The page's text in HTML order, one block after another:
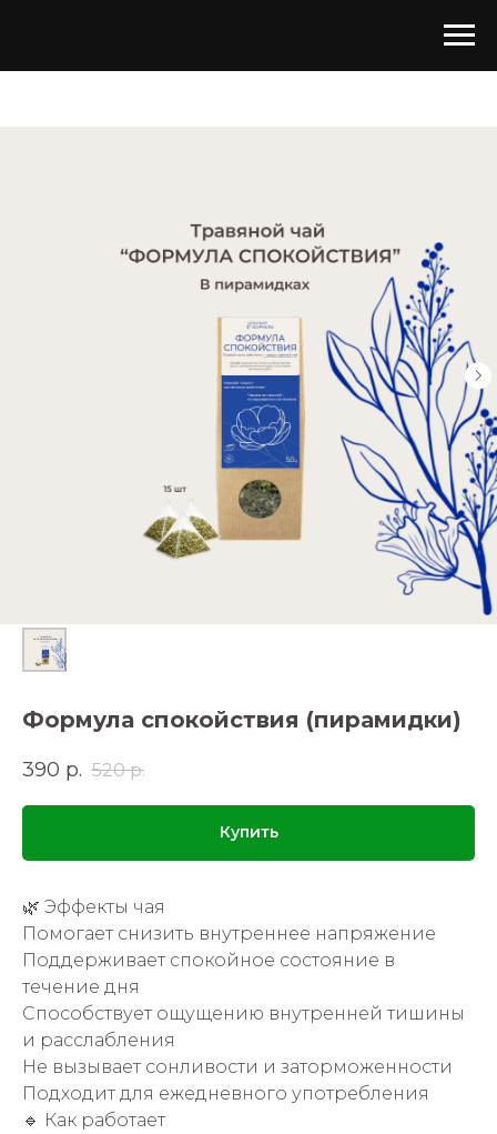
Формула спокойствия (пирамидки)
390 р. 520 р.
Купить
🌿 Эффекты чая
Помогает снизить внутреннее напряжение
Поддерживает спокойное состояние в
течение дня
Способствует ощущению внутренней тишины
и расслабления
Не вызывает сонливости и заторможенности
Подходит для ежедневного употребления
🔹 Как работает